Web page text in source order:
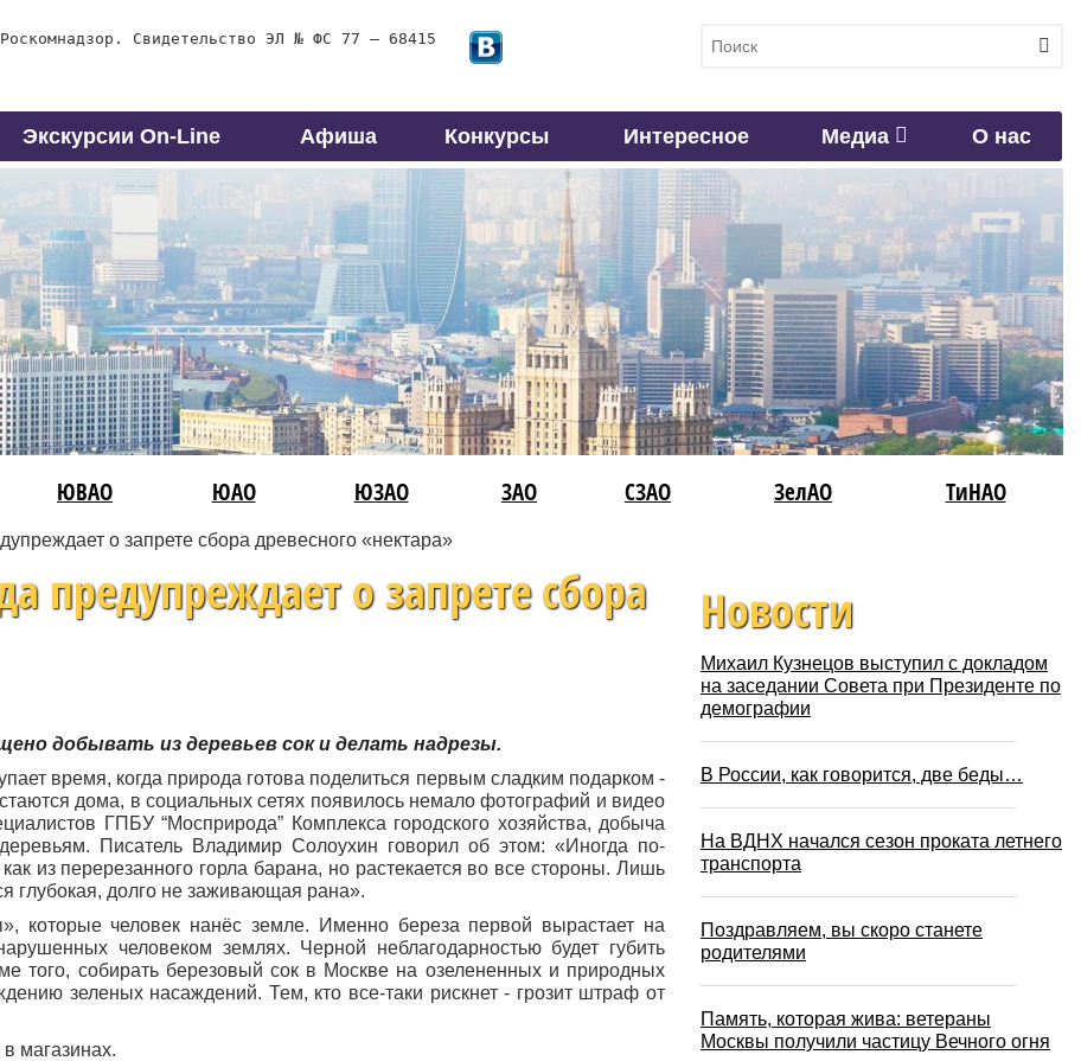
Роскомнадзор. Свидетельство ЭЛ № ФС 77 – 68415
Экскурсии On-Line Афиша Конкурсы Интересное Медиа О нас
ЮВАО ЮАО ЮЗАО ЗАО СЗАО ЗелАО ТиНАО
о запрете сбора древесного «нектара»
предупреждает о запрете сбора
добывать из деревьев сок и делать надрезы.
время, когда природа готова поделиться первым сладким подарком -
дома, в социальных сетях появилось немало фотографий и видео
ГПБУ “Мосприрода” Комплекса городского хозяйства, добыча
Писатель Владимир Солоухин говорил об этом: «Иногда по-
из перерезанного горла барана, но растекается во все стороны. Лишь
глубокая, долго не заживающая рана».
которые человек нанёс земле. Именно береза первой вырастает на
человеком землях. Черной неблагодарностью будет губить
того, собирать березовый сок в Москве на озелененных и природных
зеленых насаждений. Тем, кто все-таки рискнет - грозит штраф от
магазинах.
Новости
Михаил Кузнецов выступил с докладом
на заседании Совета при Президенте по
демографии
В России, как говорится, две беды…
На ВДНХ начался сезон проката летнего
транспорта
Поздравляем, вы скоро станете
родителями
Память, которая жива: ветераны
Москвы получили частицу Вечного огня